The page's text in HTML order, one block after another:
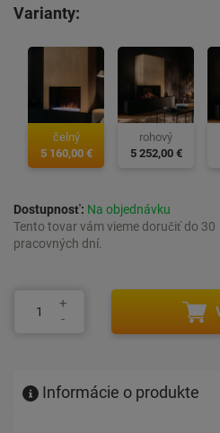
Varianty:
čelný
5 160,00 €
rohový
5 252,00 €
Dostupnosť: Na objednávku
Tento tovar vám vieme doručiť do 30
pracovných dní.
Informácie o produkte